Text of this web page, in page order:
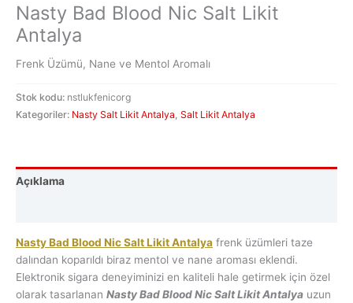
Nasty Bad Blood Nic Salt Likit
Antalya
Frenk Üzümü, Nane ve Mentol Aromalı
Stok kodu: nstlukfenicorg
Kategoriler: Nasty Salt Likit Antalya, Salt Likit Antalya
Açıklama
Nasty Bad Blood Nic Salt Likit Antalya frenk üzümleri taze
dalından koparıldı biraz mentol ve nane aroması eklendi.
Elektronik sigara deneyiminizi en kaliteli hale getirmek için özel
olarak tasarlanan Nasty Bad Blood Nic Salt Likit Antalya uzun